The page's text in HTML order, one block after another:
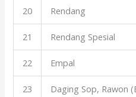
20 Rendang
21 Rendang Spesial
22 Empal
23 Daging Sop, Rawon